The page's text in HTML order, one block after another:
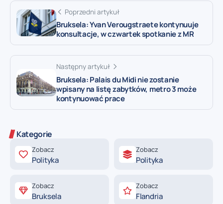
Poprzedni artykuł
Bruksela: Yvan Verougstraete kontynuuje
konsultacje, w czwartek spotkanie z MR
Następny artykuł
Bruksela: Palais du Midi nie zostanie
wpisany na listę zabytków, metro 3 może
kontynuować prace
Kategorie
Zobacz
Polityka
Zobacz
Polityka
Zobacz
Bruksela
Zobacz
Flandria